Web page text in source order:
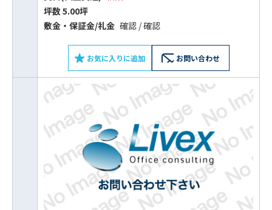
坪数 5.00坪
敷⾦‧保証⾦/礼⾦ 確認 / 確認
お気に入りに追加 お問い合わせ